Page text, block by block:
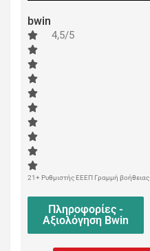
bwin
4,5/5
21+ Ρυθμιστής ΕΕΕΠ Γραμμή
Πληροφορίες -
Αξιολόγηση Bwin